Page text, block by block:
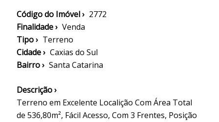
Código do Imóvel › 2772
Finalidade › Venda
Tipo › Terreno
Cidade › Caxias do Sul
Bairro › Santa Catarina
Descrição ›
Terreno em Excelente Localição Com Área Total
de 536,80m², Fácil Acesso, Com 3 Frentes, Posição